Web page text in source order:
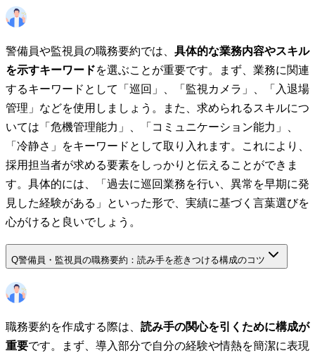
警備員や監視員の職務要約では、 具体的な業務内容やスキル
を示すキーワードを選ぶことが重要です。まず、業務に関連
するキーワードとして「巡回」、「監視カメラ」、「入退場
管理」などを使用しましょう。また、求められるスキルにつ
いては「危機管理能力」、「コミュニケーション能力」、
「冷静さ」をキーワードとして取り入れます。これにより、
採用担当者が求める要素をしっかりと伝えることができま
す。具体的には、「過去に巡回業務を行い、異常を早期に発
見した経験がある」といった形で、実績に基づく言葉選びを
心がけると良いでしょう。
Q警備員・監視員の職務要約：読み手を惹きつける構成のコツ
職務要約を作成する際は、 読み手の関心を引くために構成が
重要です。まず、導入部分で自分の経験や情熱を簡潔に表現